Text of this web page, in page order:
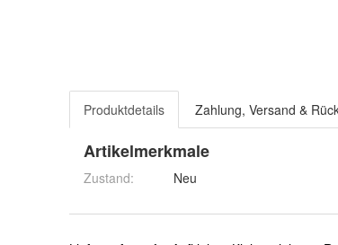
Produktdetails Zahlung, Versand &
Artikelmerkmale
Zustand: Neu